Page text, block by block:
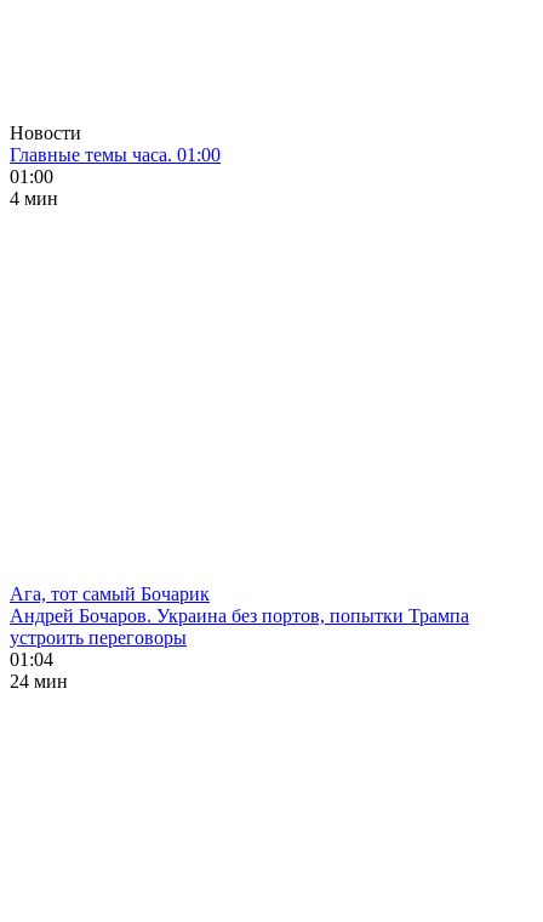
Новости
Главные темы часа. 01:00
01:00
4 мин
Ага, тот самый Бочарик
Андрей Бочаров. Украина без портов, попытки Трампа
устроить переговоры
01:04
24 мин